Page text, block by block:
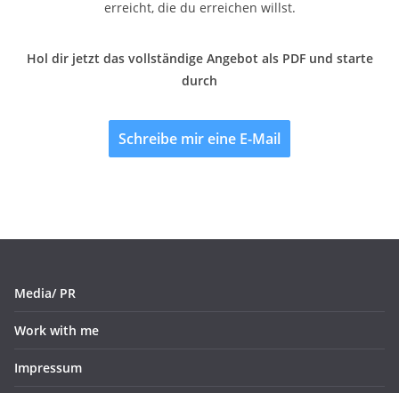
erreicht, die du erreichen willst.
Hol dir jetzt das vollständige Angebot als PDF und starte
durch
Schreibe mir eine E-Mail
Media/ PR
Work with me
Impressum